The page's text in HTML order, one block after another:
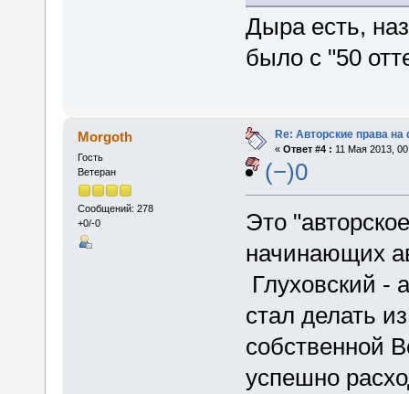
Дыра есть,
было с "50
Morgoth
Гость
Ветеран
Сообщений: 278
+0/-0
Re: Авторские права
« Ответ #4 : 11 Мая 2013,
(−)0
Это
начинающих
Глуховский -
стал делать
собственной
успешно